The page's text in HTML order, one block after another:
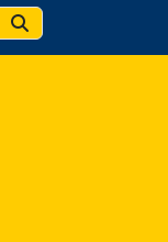
Search